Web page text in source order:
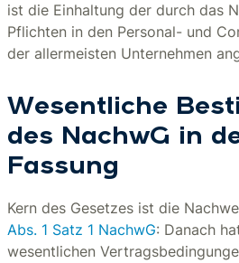
ist die Einhaltung der durch das
Pflichten in den Personal- und
der allermeisten Unternehmen
Wesentliche
des NachwG in
Fassung
Kern des Gesetzes ist die
Abs. 1 Satz 1 NachwG: Danach
wesentlichen